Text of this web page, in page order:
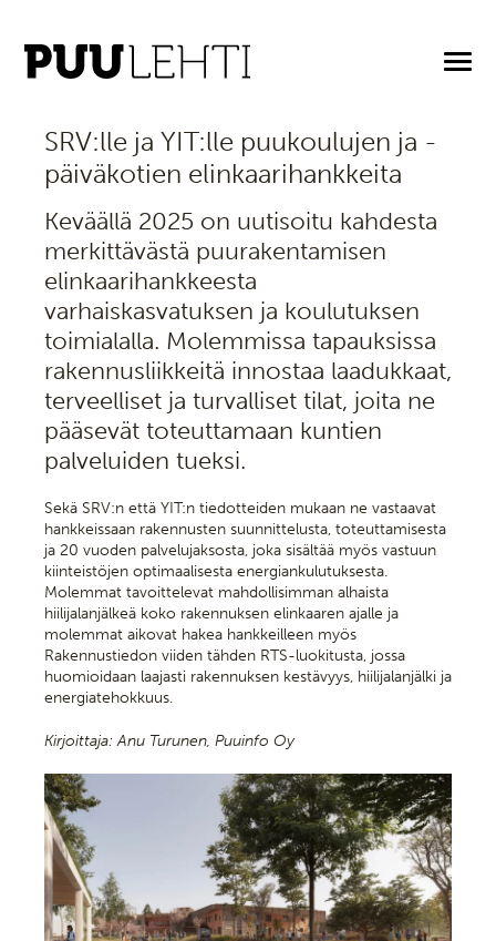
4.6.2025
SRV:lle ja YIT:lle puukoulujen ja -
päiväkotien elinkaarihankkeita
Keväällä 2025 on uutisoitu kahdesta
merkittävästä puurakentamisen
elinkaarihankkeesta
varhaiskasvatuksen ja koulutuksen
toimialalla. Molemmissa tapauksissa
rakennusliikkeitä innostaa laadukkaat,
terveelliset ja turvalliset tilat, joita ne
pääsevät toteuttamaan kuntien
palveluiden tueksi.
Sekä SRV:n että YIT:n tiedotteiden mukaan ne vastaavat
hankkeissaan rakennusten suunnittelusta, toteuttamisesta
ja 20 vuoden palvelujaksosta, joka sisältää myös vastuun
kiinteistöjen optimaalisesta energiankulutuksesta.
Molemmat tavoittelevat mahdollisimman alhaista
hiilijalanjälkeä koko rakennuksen elinkaaren ajalle ja
molemmat aikovat hakea hankkeilleen myös
Rakennustiedon viiden tähden RTS-luokitusta, jossa
huomioidaan laajasti rakennuksen kestävyys, hiilijalanjälki ja
energiatehokkuus.
Kirjoittaja: Anu Turunen, Puuinfo Oy